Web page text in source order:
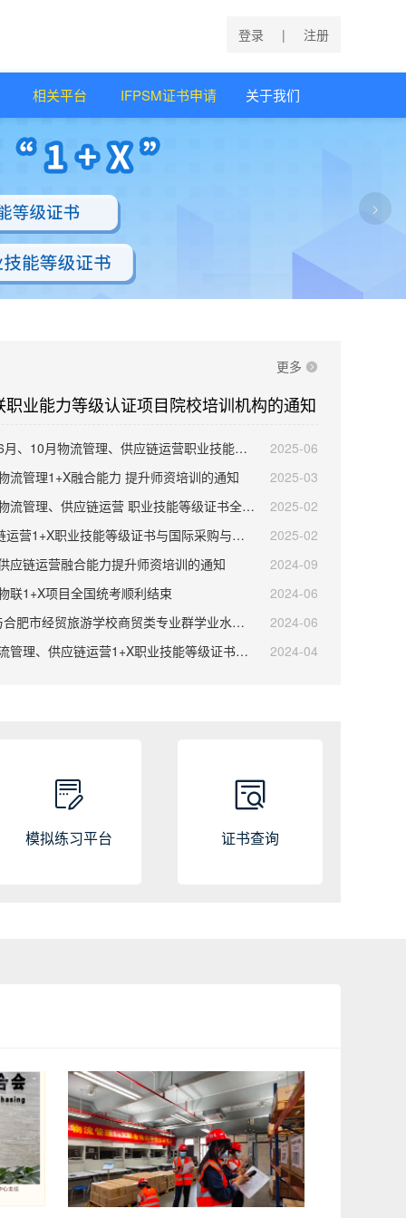
登录 | 注册
相关平台 IFPSM证书申请 关于我们
链运营1+X融合能力提升师资培训的通知
更多
业能力等级认证项目院校培训机构的通知
物流管理、供应链运营职业技能等级证书考试场次的通知
2025-06
流管理1+X融合能力 提升师资培训的通知
2025-03
、供应链运营 职业技能等级证书全国统一考试计划的通知
2025-02
业技能等级证书与国际采购与供应管理联盟证书互认申请指南
2025-02
应链运营融合能力提升师资培训的通知
2024-09
联1+X项目全国统考顺利结束
2024-06
旅游学校商贸类专业群学业水平测试融合试点考试顺利完成
2024-06
供应链运营1+X职业技能等级证书公益师资培训顺利举办
2024-04
模拟练习平台 证书查询